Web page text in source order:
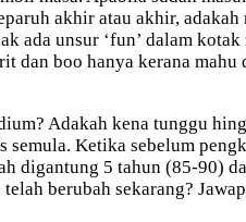
akhir atau akhir,
ada unsur ‘fun’ dalam
dan boo hanya kerana
Adakah kena tunggu
Ketika sebelum
digantung 5 tahun (85-90)
berubah sekarang?